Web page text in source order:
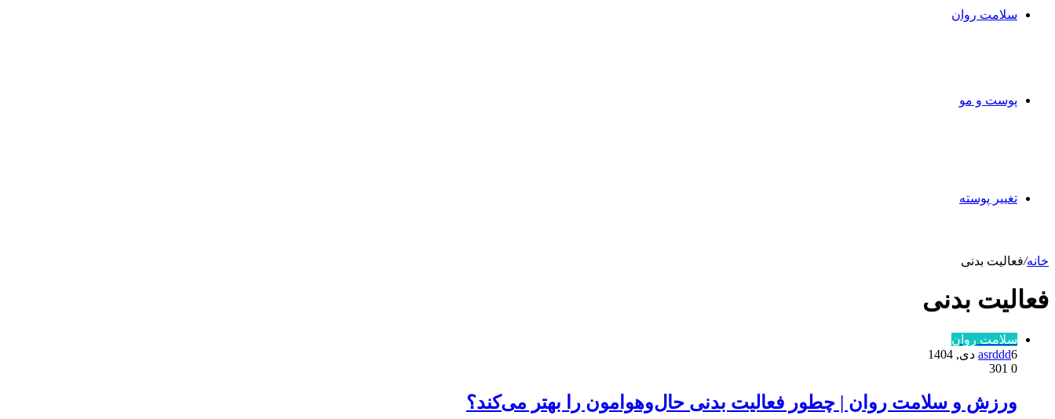
سلامت روان
پوست و مو
تغییر پوسته
خانه/فعالیت بدنی
فعالیت بدنی
سلامت روان
asrddd6 دی, 1404
0
ورزش و سلامت روان | چطور فعالیت بدنی حال‌وهوامون را بهتر می‌کند؟